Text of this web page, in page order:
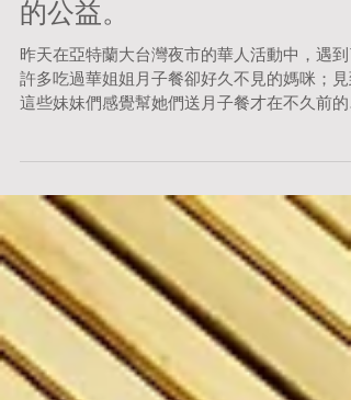
提供月子餐專送並不是一門
生意，而是充滿喜悅、感動
的公益。
事，而她們的小孩現在竟然已是七年級的中學
生，還有些人的小孩都小學了⋯4歲⋯3歲⋯2
歳⋯幾個月⋯baby還在肚子裡的（才剛訂餐）
你們謝謝我的照顧，我也...